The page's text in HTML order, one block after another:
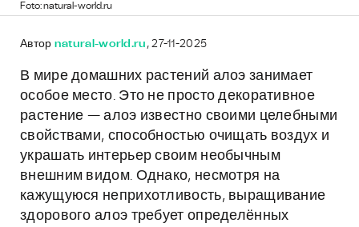
Foto: natural-world.ru
Автор natural-world.ru , 27-11-2025
В мире домашних растений алоэ занимает
особое место. Это не просто декоративное
растение — алоэ известно своими целебными
свойствами, способностью очищать воздух и
украшать интерьер своим необычным
внешним видом. Однако, несмотря на
кажущуюся неприхотливость, выращивание
здорового алоэ требует определённых